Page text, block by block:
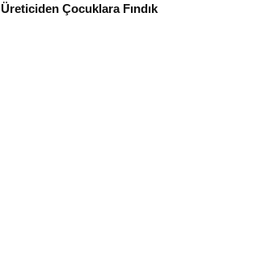
Üreticiden Çocuklara Fındık